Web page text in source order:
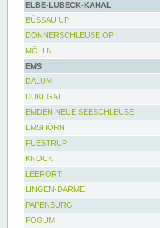
ELBE-LÜBECK-KANAL
BÜSSAU UP
DONNERSCHLEUSE OP
MÖLLN
EMS
DALUM
DUKEGAT
EMDEN NEUE SEESCHLEUSE
EMSHÖRN
FUESTRUP
KNOCK
LEERORT
LINGEN-DARME
PAPENBURG
POGUM